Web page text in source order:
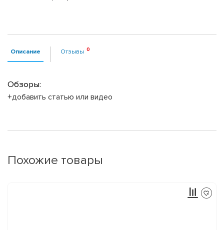
Описание Отзывы
Обзоры:
+добавить статью или видео
Похожие товары